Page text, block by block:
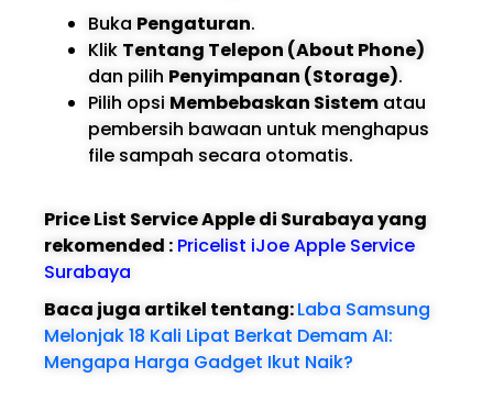
Buka Pengaturan.
Klik Tentang Telepon (About Phone)
dan pilih Penyimpanan (Storage).
Pilih opsi Membebaskan Sistem atau
pembersih bawaan untuk menghapus
file sampah secara otomatis.
Price List Service Apple di Surabaya yang
rekomended : Pricelist iJoe Apple Service
Surabaya
Baca juga artikel tentang:Laba Samsung
Melonjak 18 Kali Lipat Berkat Demam AI:
Mengapa Harga Gadget Ikut Naik?